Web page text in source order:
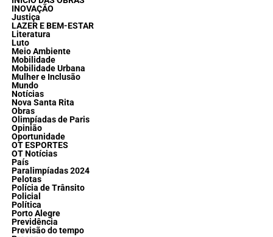
INOVAÇÃO
Justiça
LAZER E BEM-ESTAR
Literatura
Luto
Meio Ambiente
Mobilidade
Mobilidade Urbana
Mulher e Inclusão
Mundo
Notícias
Nova Santa Rita
Obras
Olimpíadas de Paris
Opinião
Oportunidade
OT ESPORTES
OT Notícias
País
Paralimpíadas 2024
Pelotas
Polícia de Trânsito
Policial
Política
Porto Alegre
Previdência
Previsão do tempo